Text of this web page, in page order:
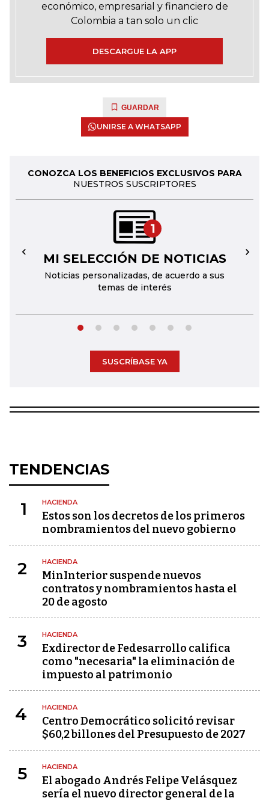
económico, empresarial y financiero de
Colombia a tan solo un clic
DESCARGUE LA APP
GUARDAR
UNIRSE A WHATSAPP
CONOZCA LOS BENEFICIOS EXCLUSIVOS PARA
NUESTROS SUSCRIPTORES
1
MI SELECCIÓN DE NOTICIAS
Noticias personalizadas, de acuerdo a sus
temas de interés
← →
SUSCRÍBASE YA
TENDENCIAS
1 HACIENDA
Estos son los decretos de los primeros
nombramientos del nuevo gobierno
2 HACIENDA
MinInterior suspende nuevos
contratos y nombramientos hasta el
20 de agosto
3 HACIENDA
Exdirector de Fedesarrollo califica
como "necesaria" la eliminación de
impuesto al patrimonio
4 HACIENDA
Centro Democrático solicitó revisar
$60,2 billones del Presupuesto de 2027
5 HACIENDA
El abogado Andrés Felipe Velásquez
sería el nuevo director general de la